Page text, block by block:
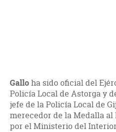
Galloha sido oficial del
Policía Local de Astorga y
jefe de la Policía Local de
merecedor de la Medalla
por el Ministerio del Interior